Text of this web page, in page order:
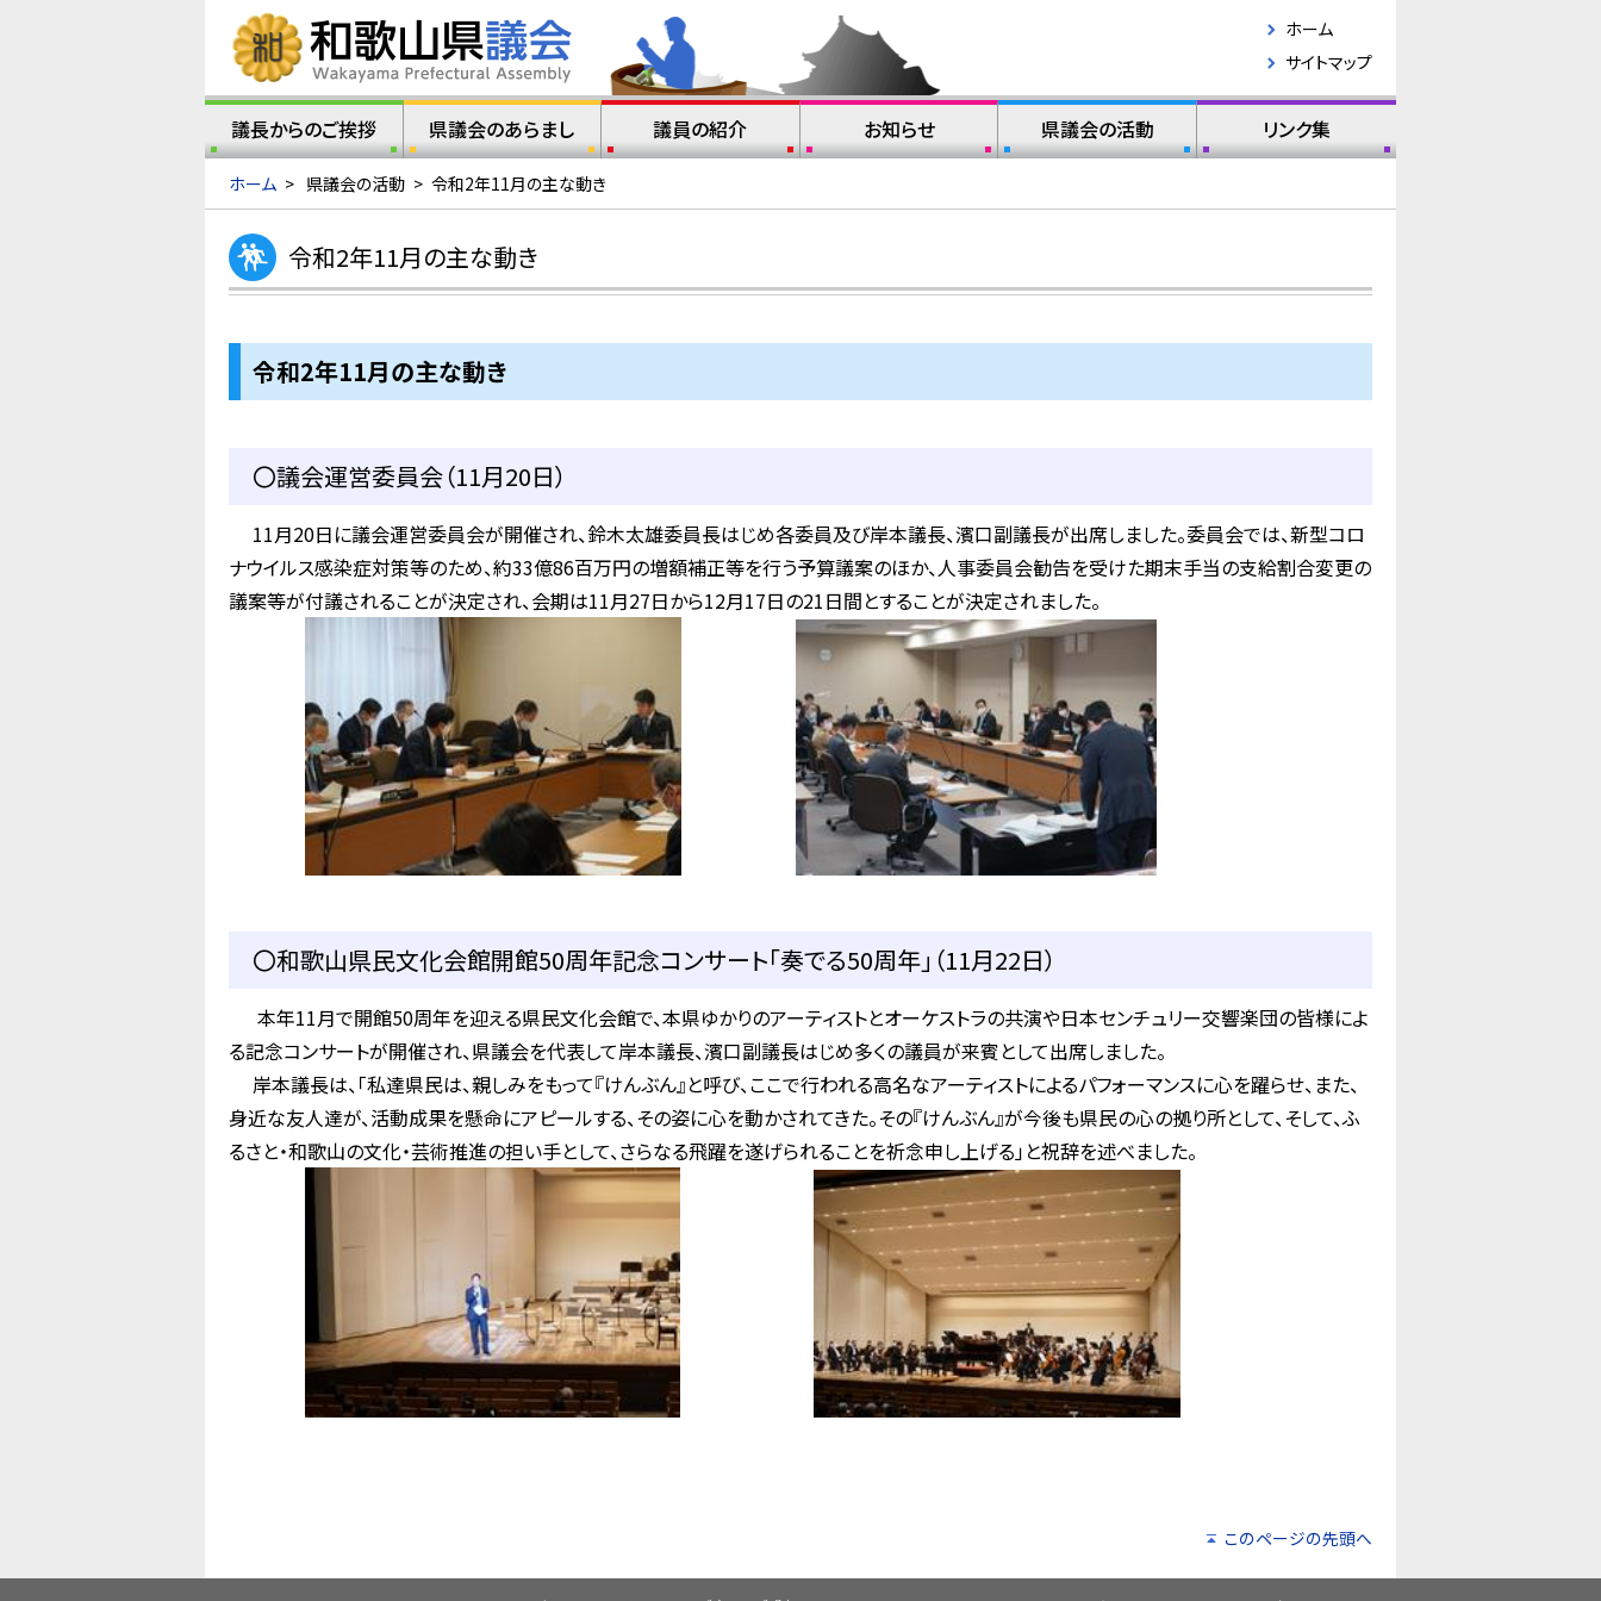
ホーム
サイトマップ
議長からのご挨拶 県議会のあらまし 議員の紹介 お知らせ 県議会の活動 リンク集
ホーム > 県議会の活動 > 令和2年11月の主な動き
令和2年11月の主な動き
令和2年11月の主な動き
〇議会運営委員会（11月20日）
11月20日に議会運営委員会が開催され、鈴木太雄委員長はじめ各委員及び岸本議長、濱口副議長が出席しました。委員会では、新型コロ
ナウイルス感染症対策等のため、約33億86百万円の増額補正等を行う予算議案のほか、人事委員会勧告を受けた期末手当の支給割合変更の
議案等が付議されることが決定され、会期は11月27日から12月17日の21日間とすることが決定されました。
〇和歌山県民文化会館開館50周年記念コンサート「奏でる50周年」（11月22日）
本年11月で開館50周年を迎える県民文化会館で、本県ゆかりのアーティストとオーケストラの共演や日本センチュリー交響楽団の皆様によ
る記念コンサートが開催され、県議会を代表して岸本議長、濱口副議長はじめ多くの議員が来賓として出席しました。
岸本議長は、「私達県民は、親しみをもって『けんぶん』と呼び、ここで行われる高名なアーティストによるパフォーマンスに心を躍らせ、また、
身近な友人達が、活動成果を懸命にアピールする、その姿に心を動かされてきた。その『けんぶん』が今後も県民の心の拠り所として、そして、ふ
るさと・和歌山の文化・芸術推進の担い手として、さらなる飛躍を遂げられることを祈念申し上げる」と祝辞を述べました。
このページの先頭へ